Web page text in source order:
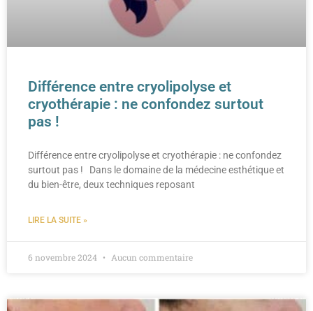
Différence entre cryolipolyse et
cryothérapie : ne confondez surtout
pas !
Différence entre cryolipolyse et cryothérapie : ne confondez
surtout pas ! Dans le domaine de la médecine esthétique et
du bien-être, deux techniques reposant
LIRE LA SUITE »
6 novembre 2024 Aucun commentaire